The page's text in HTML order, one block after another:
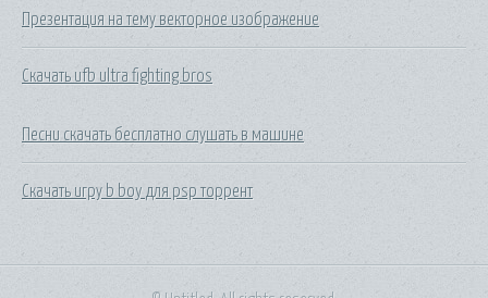
Презентация на тему векторное изображение
Скачать ufb ultra fighting bros
Песни скачать бесплатно слушать в машине
Скачать игру b boy для psp торрент